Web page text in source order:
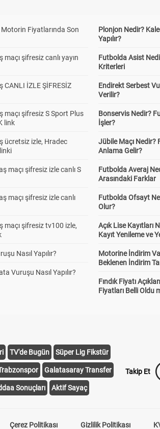
Fiyatlarında Son
şifresiz canlı yayın
İZLE ŞİFRESİZ
maçı şifresiz S Sport Plus
link
ücretsiz izle, Hradec
maçı şifresiz izle canlı S
maçı şifresiz izle canlı
maçı şifresiz tv100 izle,
Nasıl Yapılır?
Vuruşu Nasıl Yapılır?
Plonjon Nedir?
Yapılır?
Futbolda Asist
Kriterleri
Endirekt Serbest
Verilir?
Bonservis Nedir?
İşler?
Jübile Maçı
Anlama Gelir?
Futbolda Averaj
Arasındaki Farklar
Futbolda Ofsayt
Olur?
Açık Lise Kayıtları
Kayıt Yenileme ve
Motorine İndirim
Beklenen İndirim
Fındık Fiyatı
Fiyatları Belli Oldu
TV'de Bugün Süper Lig Fikstür
Galatasaray Transfer
Sonuçları Aktif Sayaç
Takip Et
Çerez Politikası Gizlilik Politikası